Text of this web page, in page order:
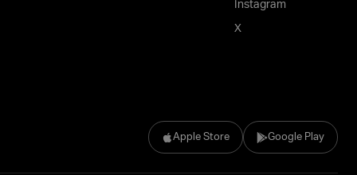
Apple Store Google Play
Instagram
X